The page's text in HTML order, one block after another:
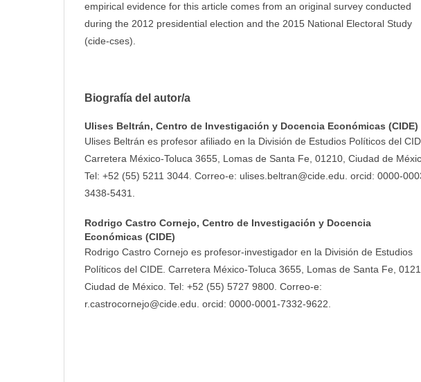
empirical evidence for this article comes from an original survey conducted
during the 2012 presidential election and the 2015 National Electoral Study
(cide-cses).
Biografía del autor/a
Ulises Beltrán, Centro de Investigación y Docencia Económicas (CIDE)
Ulises Beltrán es profesor afiliado en la División de Estudios Políticos del
Carretera México-Toluca 3655, Lomas de Santa Fe, 01210, Ciudad de
Tel: +52 (55) 5211 3044. Correo-e: ulises.beltran@cide.edu. orcid: 0000-
3438-5431.
Rodrigo Castro Cornejo, Centro de Investigación y Docencia
Económicas (CIDE)
Rodrigo Castro Cornejo es profesor-investigador en la División de Estudios
Políticos del CIDE. Carretera México-Toluca 3655, Lomas de Santa Fe,
Ciudad de México. Tel: +52 (55) 5727 9800. Correo-e:
r.castrocornejo@cide.edu. orcid: 0000-0001-7332-9622.